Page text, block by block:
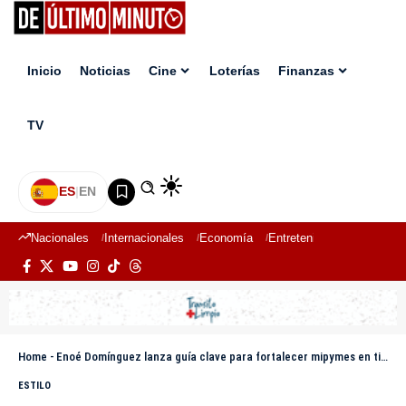
Inicio Noticias Cine Loterías Finanzas
TV
ES|EN
Nacionales Internacionales Economía Entretenimiento
Home - Enoé Domínguez lanza guía clave para fortalecer mipymes en tiempos fiscales desafiantes
ESTILO